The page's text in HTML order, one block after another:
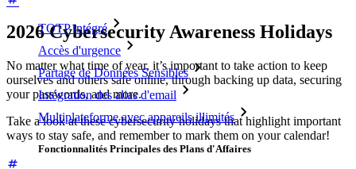
TOTP intégré
Accès d'urgence
Partage de Données Sensibles
Intégration des alias d'email
Multiplateforme avec appareils illimités
Fonctionnalités Principales des Plans d'Affaires
2026 Cybersecurity Awareness Holidays
No matter what time of year, it’s important to take action to keep
ourselves and others safe online, through backing up data, securing
your passwords, and more.
Take a look at these cybersecurity holidays that highlight important
ways to stay safe, and remember to mark them on your calendar!